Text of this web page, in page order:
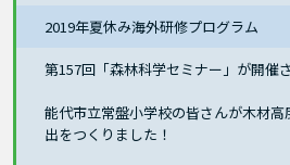
2019年夏休み海外研修プログラム
第157回「森林科学セミナー」が開催
能代市立常盤小学校の皆さんが木材
出をつくりました！